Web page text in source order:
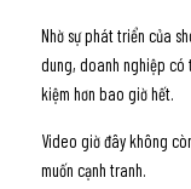
Nhờ sự phát triển của
dung, doanh nghiệp
kiệm hơn bao giờ hết.
Video giờ đây không
muốn cạnh tranh.